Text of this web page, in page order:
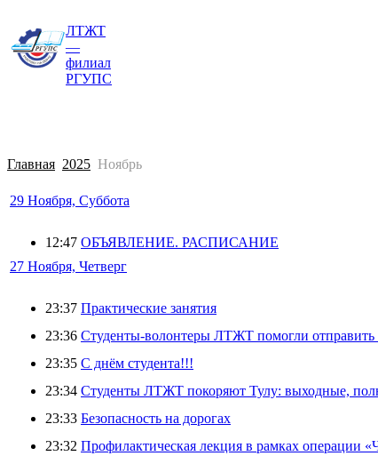
ЛТЖТ
—
филиал
РГУПС
Главная 2025 Ноябрь
29 Ноября, Суббота
12:47 ОБЪЯВЛЕНИЕ. РАСПИСАНИЕ
27 Ноября, Четверг
23:37 Практические занятия
23:36 Студенты-волонтеры ЛТЖТ помогли
23:35 С днём студента!!!
23:34 Студенты ЛТЖТ покоряют Тулу: выходные,
23:33 Безопасность на дорогах
23:32 Профилактическая лекция в рамках операции